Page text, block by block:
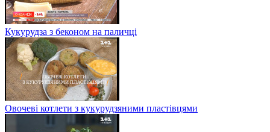
Кукурудза з беконом на паличці
Овочеві котлети з кукурудзяними пластівцями